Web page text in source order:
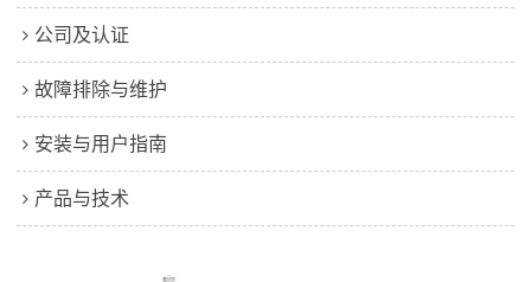
公司及认证
故障排除与维护
安装与用户指南
产品与技术